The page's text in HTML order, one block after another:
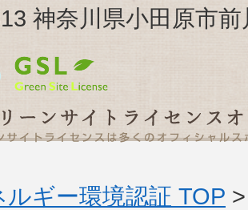
神奈川県小田原市
ルギー環境認証 TOP